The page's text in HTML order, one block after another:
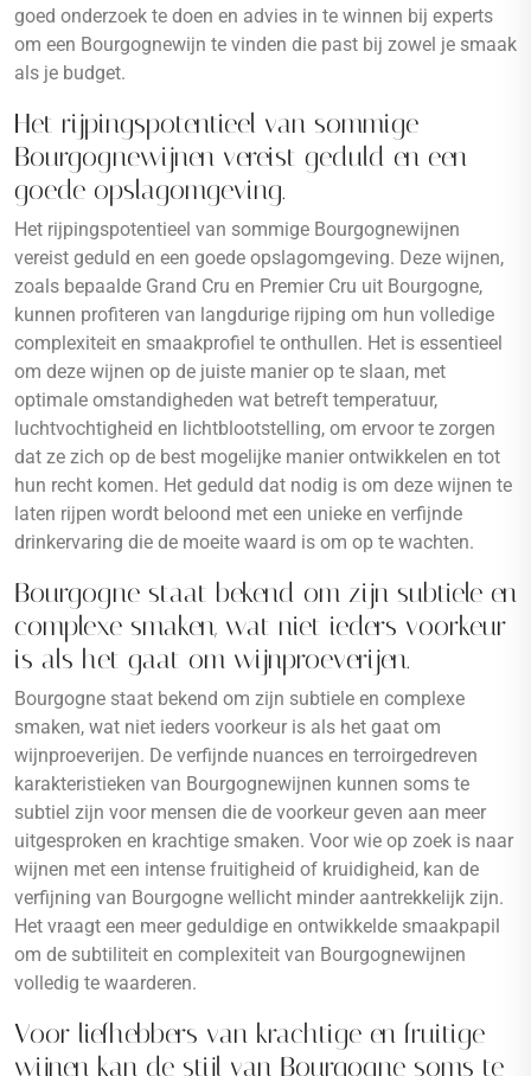
goed onderzoek te doen en advies in te winnen bij experts
om een Bourgognewijn te vinden die past bij zowel je smaak
als je budget.
Het rijpingspotentieel van sommige
Bourgognewijnen vereist geduld en een
goede opslagomgeving.
Het rijpingspotentieel van sommige Bourgognewijnen
vereist geduld en een goede opslagomgeving. Deze wijnen,
zoals bepaalde Grand Cru en Premier Cru uit Bourgogne,
kunnen profiteren van langdurige rijping om hun volledige
complexiteit en smaakprofiel te onthullen. Het is essentieel
om deze wijnen op de juiste manier op te slaan, met
optimale omstandigheden wat betreft temperatuur,
luchtvochtigheid en lichtblootstelling, om ervoor te zorgen
dat ze zich op de best mogelijke manier ontwikkelen en tot
hun recht komen. Het geduld dat nodig is om deze wijnen te
laten rijpen wordt beloond met een unieke en verfijnde
drinkervaring die de moeite waard is om op te wachten.
Bourgogne staat bekend om zijn subtiele en
complexe smaken, wat niet ieders voorkeur
is als het gaat om wijnproeverijen.
Bourgogne staat bekend om zijn subtiele en complexe
smaken, wat niet ieders voorkeur is als het gaat om
wijnproeverijen. De verfijnde nuances en terroirgedreven
karakteristieken van Bourgognewijnen kunnen soms te
subtiel zijn voor mensen die de voorkeur geven aan meer
uitgesproken en krachtige smaken. Voor wie op zoek is naar
wijnen met een intense fruitigheid of kruidigheid, kan de
verfijning van Bourgogne wellicht minder aantrekkelijk zijn.
Het vraagt een meer geduldige en ontwikkelde smaakpapil
om de subtiliteit en complexiteit van Bourgognewijnen
volledig te waarderen.
Voor liefhebbers van krachtige en fruitige
wijnen kan de stijl van Bourgogne soms te